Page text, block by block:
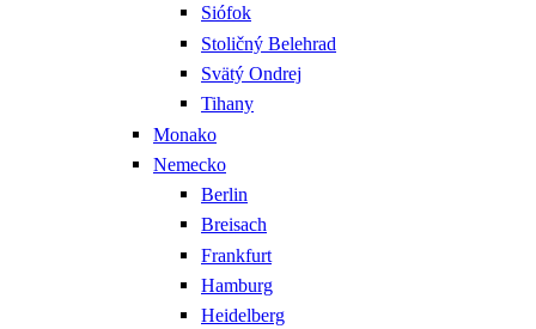
Siófok
Stoličný Belehrad
Svätý Ondrej
Tihany
Monako
Nemecko
Berlin
Breisach
Frankfurt
Hamburg
Heidelberg